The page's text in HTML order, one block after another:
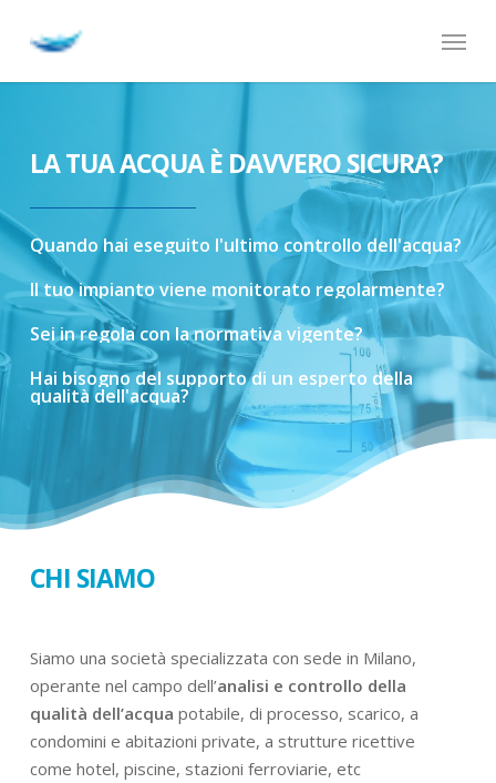
Menu
LA TUA ACQUA È DAVVERO SICURA?
Quando hai eseguito l'ultimo controllo dell'acqua?
Il tuoimpianto viene monitorato regolarmente?
Seiinregola con lanormativa vigente?
Hai bisognodel supportodi un esperto della
qualitàdell'acqua?
CHI SIAMO
Siamo una società specializzata con sede in Milano,
operante nel campo dell’analisi e controllo della
qualità dell’acqua potabile, di processo, scarico, a
condomini e abitazioni private, a strutture ricettive
come hotel, piscine, stazioni ferroviarie, etc